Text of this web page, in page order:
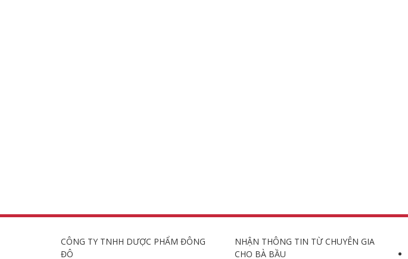
CÔNG TY TNHH DƯỢC PHẨM ĐÔNG
ĐÔ
NHẬN THÔNG TIN TỪ CHUYÊN GIA
CHO BÀ BẦU